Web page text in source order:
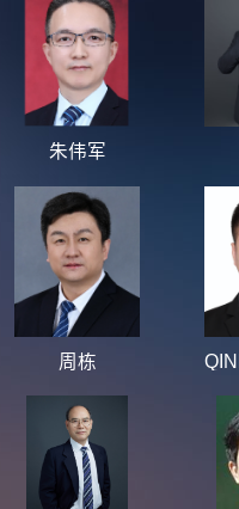
朱伟军
周栋